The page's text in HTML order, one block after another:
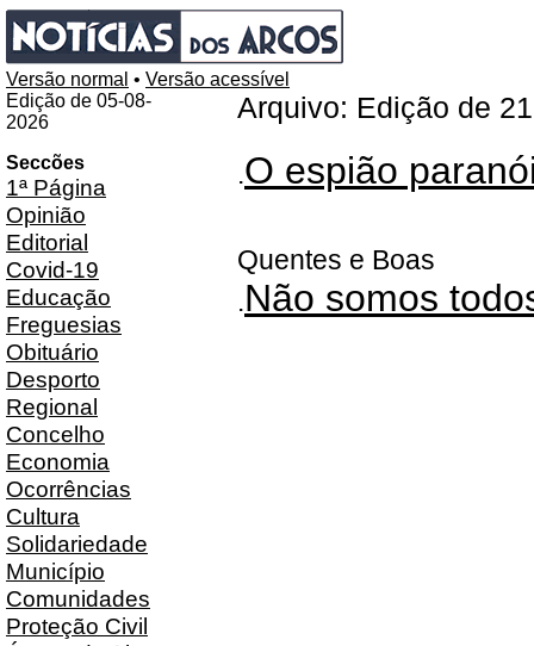
Versão normal • Versão acessível
Edição de 05-08-
2026
Seccões
1ª Página
Opinião
Editorial
Covid-19
Educação
Freguesias
Obituário
Desporto
Regional
Concelho
Economia
Ocorrências
Cultura
Solidariedade
Município
Comunidades
Proteção Civil
Arquivo: Edição de
.O espião
Quentes e Boas
.Não somos